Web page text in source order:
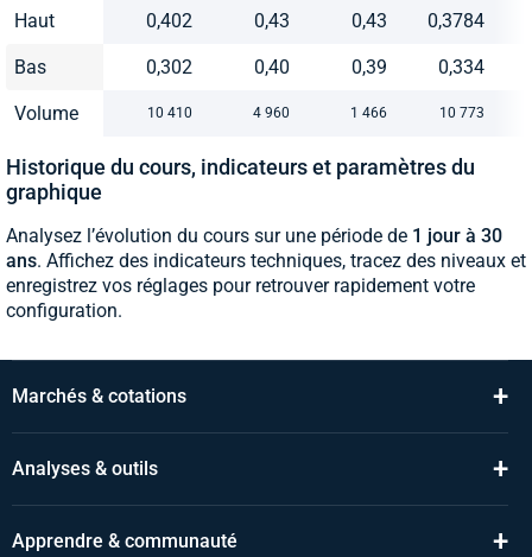
Haut 0,402 0,43 0,43 0,3784
Bas 0,302 0,40 0,39 0,334
Volume 10 410 4 960 1 466 10 773
Historique du cours, indicateurs et paramètres du
graphique
Analysez l’évolution du cours sur une période de 1 jour à 30
ans. Affichez des indicateurs techniques, tracez des niveaux et
enregistrez vos réglages pour retrouver rapidement votre
configuration.
Marchés & cotations +
Analyses & outils +
Apprendre & communauté +